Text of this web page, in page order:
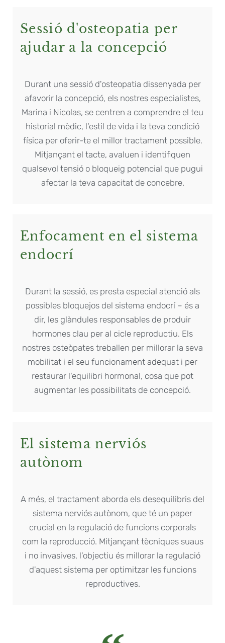
Sessió d'osteopatia per
ajudar a la concepció
Durant una sessió d'osteopatia dissenyada per
afavorir la concepció, els nostres especialistes,
Marina i Nicolas, se centren a comprendre el teu
historial mèdic, l'estil de vida i la teva condició
física per oferir-te el millor tractament possible.
Mitjançant el tacte, avaluen i identifiquen
qualsevol tensió o bloqueig potencial que pugui
afectar la teva capacitat de concebre.
Enfocament en el sistema
endocrí
Durant la sessió, es presta especial atenció als
possibles bloquejos del sistema endocrí – és a
dir, les glàndules responsables de produir
hormones clau per al cicle reproductiu. Els
nostres osteòpates treballen per millorar la seva
mobilitat i el seu funcionament adequat i per
restaurar l'equilibri hormonal, cosa que pot
augmentar les possibilitats de concepció.
El sistema nerviós
autònom
A més, el tractament aborda els desequilibris del
sistema nerviós autònom, que té un paper
crucial en la regulació de funcions corporals
com la reproducció. Mitjançant tècniques suaus
i no invasives, l'objectiu és millorar la regulació
d'aquest sistema per optimitzar les funcions
reproductives.